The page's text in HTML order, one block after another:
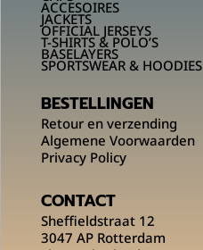
ACCESOIRES
JACKETS
OFFICIAL JERSEYS
T-SHIRTS & POLO’S
BASELAYERS
SPORTSWEAR & HOODIES
BESTELLINGEN
Retour en verzending
Algemene Voorwaarden
Privacy Policy
CONTACT
Sheffieldstraat 12
3047 AP Rotterdam